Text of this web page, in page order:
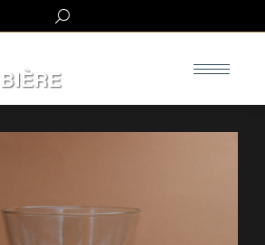
Search: